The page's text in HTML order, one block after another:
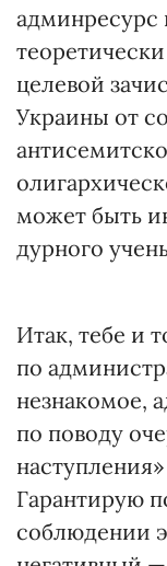
админресурс
целевой
Украины от
может быть
дурного
Итак, тебе и
по
незнакомое,
по поводу
Гарантирую
соблюдении